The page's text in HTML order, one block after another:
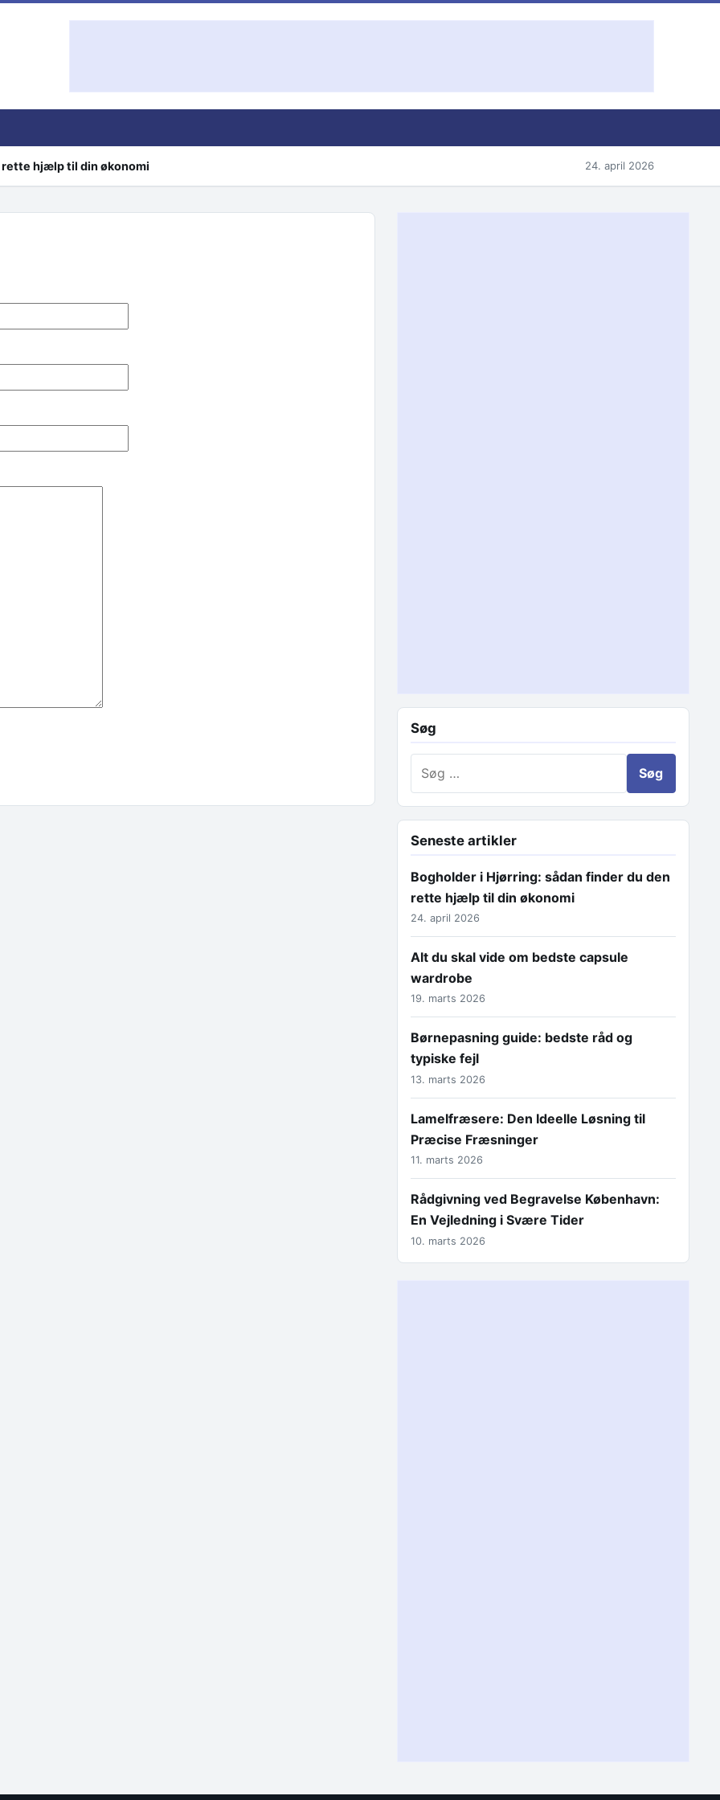
rette hjælp til din økonomi 24. april 2026
Søg
Seneste artikler
Bogholder i Hjørring: sådan finder du den
rette hjælp til din økonomi
24. april 2026
Alt du skal vide om bedste capsule
wardrobe
19. marts 2026
Børnepasning guide: bedste råd og
typiske fejl
13. marts 2026
Lamelfræsere: Den Ideelle Løsning til
Præcise Fræsninger
11. marts 2026
Rådgivning ved Begravelse København:
En Vejledning i Svære Tider
10. marts 2026